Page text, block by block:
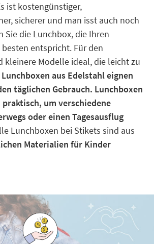
ist kostengünstiger,
sicherer und man isst auch noch
Sie die Lunchbox, die Ihren
entspricht. Für den
kleinere Modelle ideal, die leicht zu
aus Edelstahl eignen
täglichen Gebrauch. Lunchboxen
um verschiedene
oder einen Tagesausflug
Lunchboxen bei Stikets sind aus
Materialien für Kinder